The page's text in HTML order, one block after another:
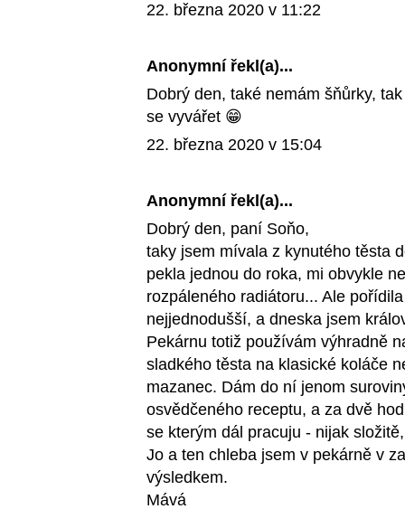
22. března 2020 v 11:22
Anonymní řekl(a)...
Dobrý den, také nemám šňůrky,
se vyvářet 😁
22. března 2020 v 15:04
Anonymní řekl(a)...
Dobrý den, paní Soňo,
taky jsem mívala z kynutého těsta
pekla jednou do roka, mi obvykle
rozpáleného radiátoru... Ale
nejjednodušší, a dneska jsem
Pekárnu totiž používám výhradně
sladkého těsta na klasické koláče
mazanec. Dám do ní jenom
osvědčeného receptu, a za dvě
se kterým dál pracuju - nijak
Jo a ten chleba jsem v pekárně v
výsledkem.
Mává